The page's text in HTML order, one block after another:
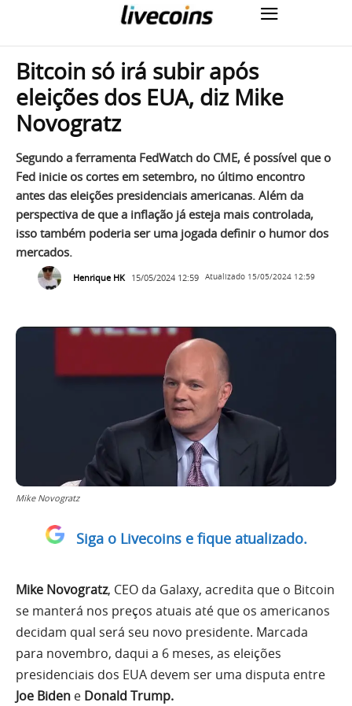
Bitcoin só irá subir após
eleições dos EUA, diz Mike
Novogratz
Segundo a ferramenta FedWatch do CME, é possível que o
Fed inicie os cortes em setembro, no último encontro
antes das eleições presidenciais americanas. Além da
perspectiva de que a inflação já esteja mais controlada,
isso também poderia ser uma jogada definir o humor dos
mercados.
Henrique HK 15/05/2024 12:59 Atualizado 15/05/2024 12:59
Mike Novogratz
Siga o Livecoins e fique atualizado.
Mike Novogratz, CEO da Galaxy, acredita que o Bitcoin
se manterá nos preços atuais até que os americanos
decidam qual será seu novo presidente. Marcada
para novembro, daqui a 6 meses, as eleições
presidenciais dos EUA devem ser uma disputa entre
Joe Biden e Donald Trump.